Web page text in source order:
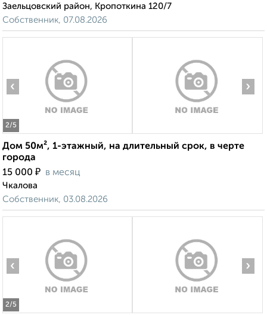
Заельцовский район, Кропоткина 120/7
Собственник, 07.08.2026
2/5
‹ ›
Дом 50м², 1-этажный, на длительный срок, в черте
города
15 000 ₽ в месяц
Чкалова
Собственник, 03.08.2026
2/5
‹ ›